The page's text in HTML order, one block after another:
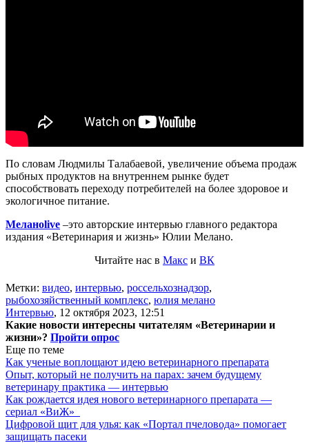
По словам Людмилы Талабаевой, увеличение объема продаж
рыбных продуктов на внутреннем рынке будет
способствовать переходу потребителей на более здоровое и
экологичное питание.
Меланоlive –это авторские интервью главного редактора
издания «Ветеринария и жизнь» Юлии Мелано.
Читайте нас в Макс и ВК
Метки: видео, интервью, россельхознадзор,
рыбохозяйственный комплекс, юлия мелано
Интервью, 12 октября 2023, 12:51
Какие новости интересны читателям «Ветеринарии и
жизни»? Пройти опрос
Еще по теме
Как ученые воплощают идею ветеринарного препарата
Опыт, который не получить на парах: зачем будущему
ветеринару практика — интервью
Как рождается идея нового ветеринарного препарата —
сериал «ВиЖ»
Цифровой щит для улья: как «Портал пчеловода» помогает
защищать пасеки